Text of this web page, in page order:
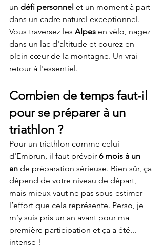
un défi personnel et un moment à part
dans un cadre naturel exceptionnel.
Vous traversez les Alpes en vélo, nagez
dans un lac d'altitude et courez en
plein cœur de la montagne. Un vrai
retour à l'essentiel.
Combien de temps faut-il
pour se préparer à un
triathlon ?
Pour un triathlon comme celui
d'Embrun, il faut prévoir 6 mois à un
an de préparation sérieuse. Bien sûr, ça
dépend de votre niveau de départ,
mais mieux vaut ne pas sous-estimer
l’effort que cela représente. Perso, je
m’y suis pris un an avant pour ma
première participation et ça a été...
intense !